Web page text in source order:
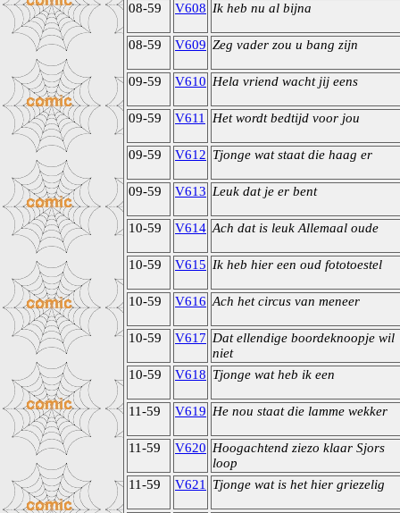
08-59 V608 Ik heb nu al bijna
08-59 V609 Zeg vader zou u bang zijn
09-59 V610 Hela vriend wacht jij eens
09-59 V611 Het wordt bedtijd voor jou
09-59 V612 Tjonge wat staat die haag er
09-59 V613 Leuk dat je er bent
10-59 V614 Ach dat is leuk Allemaal oude
10-59 V615 Ik heb hier een oud fototoestel
10-59 V616 Ach het circus van meneer
10-59 V617 Dat ellendige boordeknoopje wil
niet
10-59
V618 Tjonge wat heb ik een
11-59 V619 He nou staat die lamme wekker
11-59 V620 Hoogachtend ziezo klaar Sjors
loop
11-59
V621 Tjonge wat is het hier griezelig